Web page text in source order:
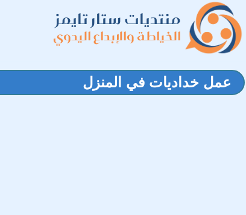
منتديات ستار تايمز
الخياطة والإبداع اليدوي
عمل خداديات في المنزل